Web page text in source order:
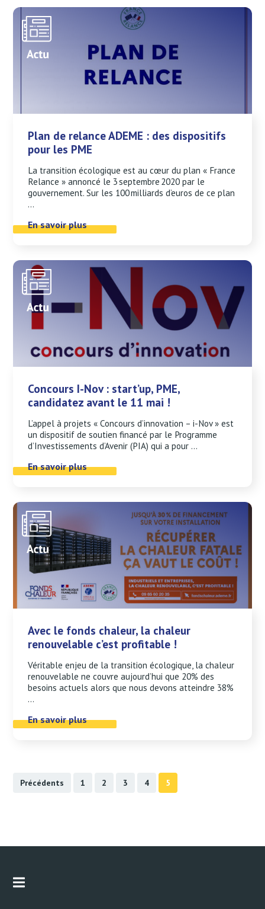
Plan de relance ADEME : des dispositifs
pour les PME
La transition écologique est au cœur du plan « France
Relance » annoncé le 3 septembre 2020 par le
gouvernement. Sur les 100 milliards d’euros de ce plan
...
En savoir plus
Concours I-Nov : start’up, PME,
candidatez avant le 11 mai !
L’appel à projets « Concours d’innovation – i-Nov » est
un dispositif de soutien financé par le Programme
d’Investissements d’Avenir (PIA) qui a pour ...
En savoir plus
Avec le fonds chaleur, la chaleur
renouvelable c’est profitable !
Véritable enjeu de la transition écologique, la chaleur
renouvelable ne couvre aujourd’hui que 20% des
besoins actuels alors que nous devons atteindre 38%
...
En savoir plus
Précédents 1 2 3 4 5